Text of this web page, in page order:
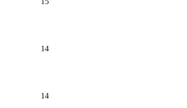
14
14